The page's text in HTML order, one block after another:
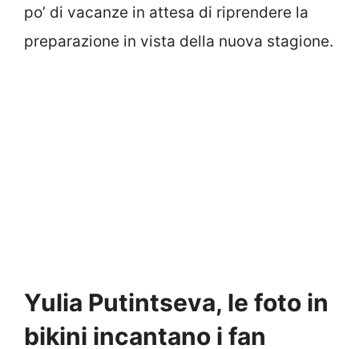
po’ di vacanze in attesa di riprendere la
preparazione in vista della nuova stagione.
Yulia Putintseva, le foto in
bikini incantano i fan